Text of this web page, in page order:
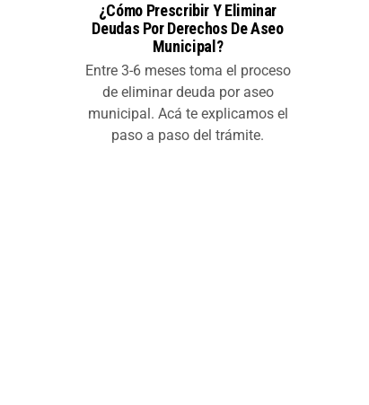
¿Cómo Prescribir Y Eliminar
Deudas Por Derechos De Aseo
Municipal?
Entre 3-6 meses toma el proceso
de eliminar deuda por aseo
municipal. Acá te explicamos el
paso a paso del trámite.